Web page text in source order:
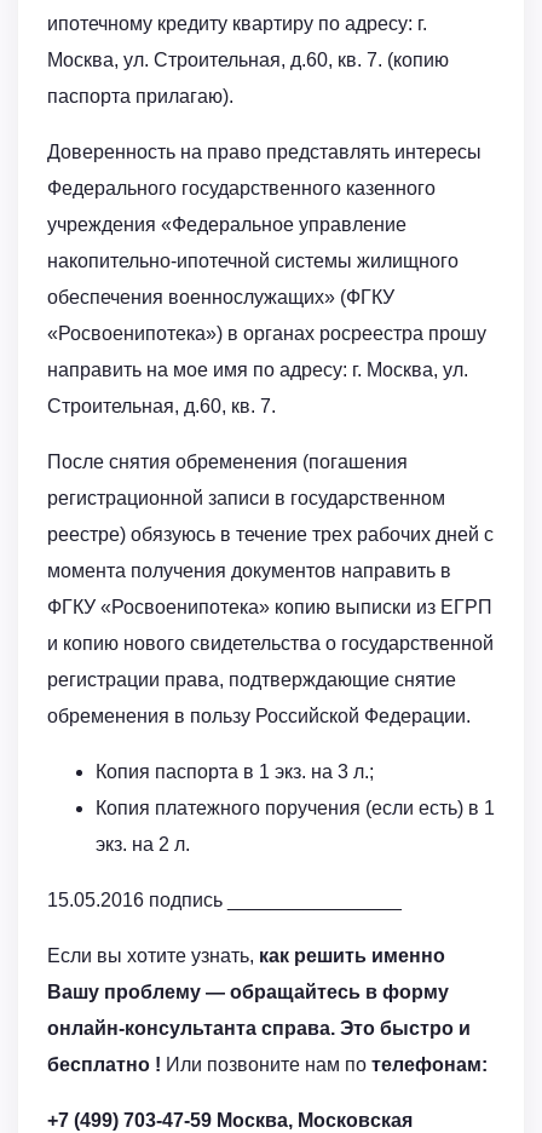
ипотечному кредиту квартиру по адресу: г.
Москва, ул. Строительная, д.60, кв. 7. (копию
паспорта прилагаю).
Доверенность на право представлять интересы
Федерального государственного казенного
учреждения «Федеральное управление
накопительно-ипотечной системы жилищного
обеспечения военнослужащих» (ФГКУ
«Росвоенипотека») в органах росреестра прошу
направить на мое имя по адресу: г. Москва, ул.
Строительная, д.60, кв. 7.
После снятия обременения (погашения
регистрационной записи в государственном
реестре) обязуюсь в течение трех рабочих дней с
момента получения документов направить в
ФГКУ «Росвоенипотека» копию выписки из ЕГРП
и копию нового свидетельства о государственной
регистрации права, подтверждающие снятие
обременения в пользу Российской Федерации.
Копия паспорта в 1 экз. на 3 л.;
Копия платежного поручения (если есть) в 1
экз. на 2 л.
15.05.2016 подпись ________________
Если вы хотите узнать, как решить именно
Вашу проблему — обращайтесь в форму
онлайн-консультанта справа. Это быстро и
бесплатно ! Или позвоните нам по телефонам:
+7 (499) 703-47-59 Москва, Московская